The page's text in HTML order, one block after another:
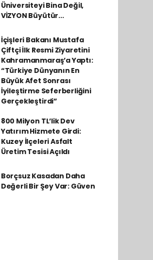
Üniversiteyi Bina Değil,
VİZYON Büyütür...
İçişleri Bakanı Mustafa
Çiftçi İlk Resmi Ziyaretini
Kahramanmaraş’a Yaptı:
“Türkiye Dünyanın En
Büyük Afet Sonrası
İyileştirme Seferberliğini
Gerçekleştirdi”
800 Milyon TL’lik Dev
Yatırım Hizmete Girdi:
Kuzey İlçeleri Asfalt
Üretim Tesisi Açıldı
Borçsuz Kasadan Daha
Değerli Bir Şey Var: Güven